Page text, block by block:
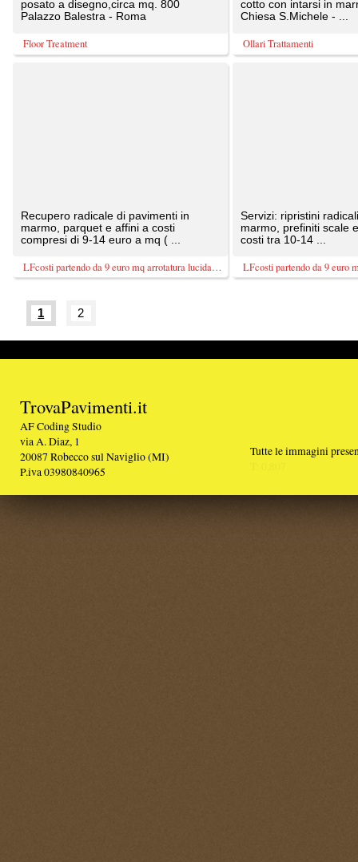
20087 Robecco sul Naviglio (MI)
P.iva 03980840965